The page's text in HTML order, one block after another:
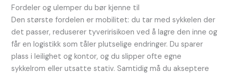
Fordeler og ulemper du bør kjenne til
Den største fordelen er mobilitet: du tar med sykkelen der
det passer, reduserer tyveririsikoen ved å lagre den inne og
får en logistikk som tåler plutselige endringer. Du sparer
plass i leilighet og kontor, og du slipper ofte egne
sykkelrom eller utsatte stativ. Samtidig må du akseptere